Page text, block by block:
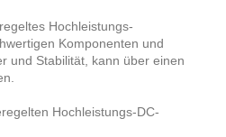
Hochleistungs-
Komponenten und
und Stabilität, kann über einen
Hochleistungs-DC-